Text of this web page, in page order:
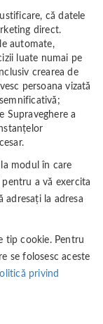
că datele
direct.
automate,
luate numai pe
crearea de
persoana vizată
Supraveghere a
modul în care
a vă exercita
adresați la adresa
tip cookie. Pentru
se folosesc aceste
privind